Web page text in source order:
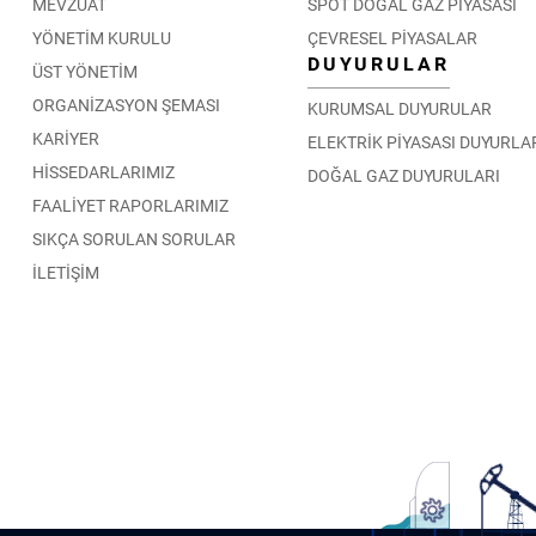
MEVZUAT
YÖNETİM KURULU
ÜST YÖNETİM
ORGANİZASYON ŞEMASI
KARİYER
HİSSEDARLARIMIZ
FAALİYET RAPORLARIMIZ
SIKÇA SORULAN SORULAR
İLETİŞİM
SPOT DOĞAL GAZ PİYASASI
ÇEVRESEL PİYASALAR
DUYURULAR
KURUMSAL DUYURULAR
ELEKTRİK PİYASASI
DOĞAL GAZ DUYURULARI